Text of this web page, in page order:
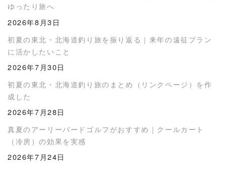
ゆったり旅へ
2026年8月3日
初夏の東北・北海道釣り旅を振り返る｜来年の遠征プラン
に活かしたいこと
2026年7月30日
初夏の東北・北海道釣り旅のまとめ（リンクページ）を作
成した
2026年7月28日
真夏のアーリーバードゴルフがおすすめ｜クールカート
（冷房）の効果を実感
2026年7月24日